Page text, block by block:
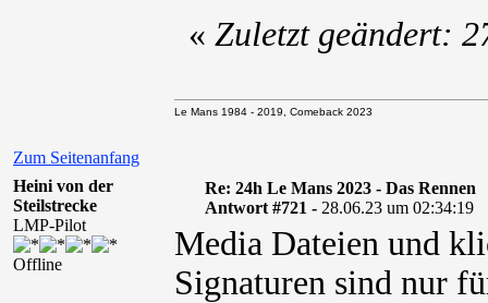
Zum Seitenanfang
« Zuletzt geändert:
Le Mans 1984 - 2019, Comeback 2023
Heini von der
Steilstrecke
LMP-Pilot
Offline
Re: 24h Le Mans 2023 - Das Rennen
Antwort #721 - 28.06.23 um 02:34:19
Media Dateien und
Signaturen sind nur